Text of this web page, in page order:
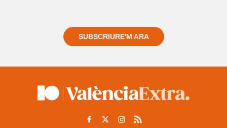
SUBSCRIURE'M ARA